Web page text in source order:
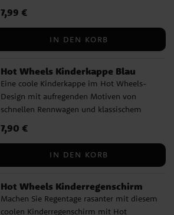
Details. Sie bietet UV400-Schutz vor
sonnige Tage, Ausflüge und den Urlaub. ✔️
Getönte Gläser ✔️ Sportliches Gestell mit
Flammen und farbenfrohen Details ✔️
UV400-Schutz vor Sonnenstrahlen ✔️
Breite: ca. 13 cm
Preis :7,99 €
7,99 €
IN DEN KORB
Hot Wheels Kinderkappe Blau
Eine coole Kinderkappe im Hot Wheels-
Design mit aufregenden Motiven von
schnellen Rennwagen und klassischem
und spannende Abenteuer mögen. Die
und ist hinten verstellbar, sodass sie den
schützt vor der Sonne und macht die
Kappe zu einem praktischen Accessoire für
sonnige Tage. ✔️ Umfang: ca. 53 cm ✔️
Preis :7,90 €
7,90 €
IN DEN KORB
Hot Wheels Kinderregenschirm
Machen Sie Regentage rasanter mit diesem
coolen Kinderregenschirm mit Hot